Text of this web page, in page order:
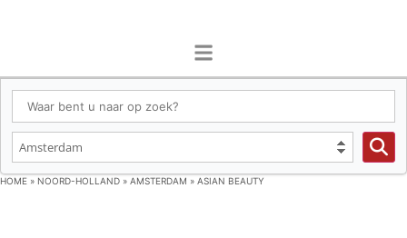
HOME » NOORD-HOLLAND » AMSTERDAM » ASIAN BEAUTY